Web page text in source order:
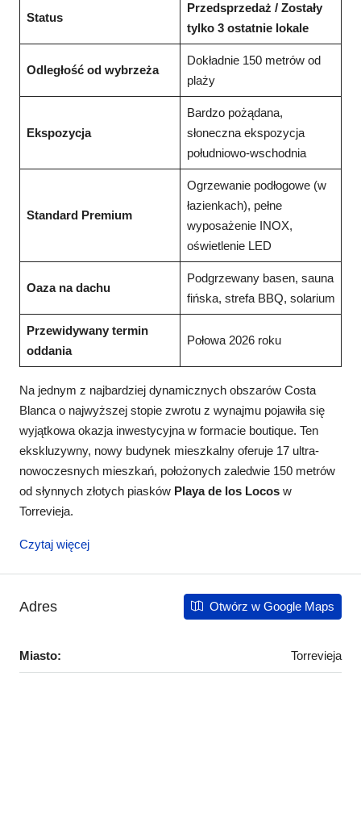
Status
Przedsprzedaż / Zostały
tylko 3 ostatnie lokale
Odległość od wybrzeża
Dokładnie 150 metrów od
plaży
Ekspozycja
Bardzo pożądana,
słoneczna ekspozycja
południowo-wschodnia
Standard Premium
Ogrzewanie podłogowe (w
łazienkach), pełne
wyposażenie INOX,
oświetlenie LED
Oaza na dachu
Podgrzewany basen, sauna
fińska, strefa BBQ, solarium
Przewidywany termin
oddania
Połowa 2026 roku
Na jednym z najbardziej dynamicznych obszarów Costa
Blanca o najwyższej stopie zwrotu z wynajmu pojawiła się
wyjątkowa okazja inwestycyjna w formacie boutique. Ten
ekskluzywny, nowy budynek mieszkalny oferuje 17 ultra-
nowoczesnych mieszkań, położonych zaledwie 150 metrów
od słynnych złotych piasków Playa de los Locos w
Torrevieja.
Czytaj więcej
Adres Otwórz w Google Maps
Miasto: Torrevieja